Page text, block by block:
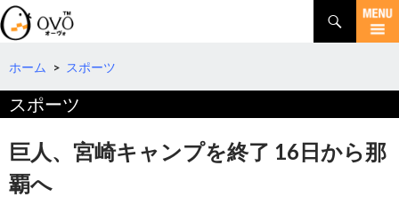
検
索
コ
テ
へ
移
動
ホーム > スポーツ
スポーツ
巨人、宮崎キャンプを終了 16日から那
覇へ